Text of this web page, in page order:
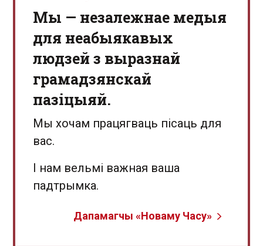
Мы — незалежнае медыя
для неабыякавых
людзей з выразнай
грамадзянскай
пазіцыяй.
Мы хочам працягваць пісаць для
вас.
І нам вельмі важная ваша
падтрымка.
Дапамагчы «Новаму Часу»